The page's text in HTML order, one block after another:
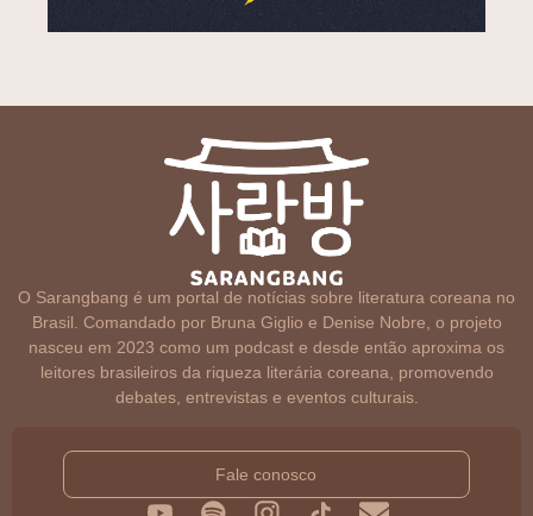
O Sarangbang é um portal de notícias sobre literatura coreana no
Brasil. Comandado por Bruna Giglio e Denise Nobre, o projeto
nasceu em 2023 como um podcast e desde então aproxima os
leitores brasileiros da riqueza literária coreana, promovendo
debates, entrevistas e eventos culturais.
Fale conosco